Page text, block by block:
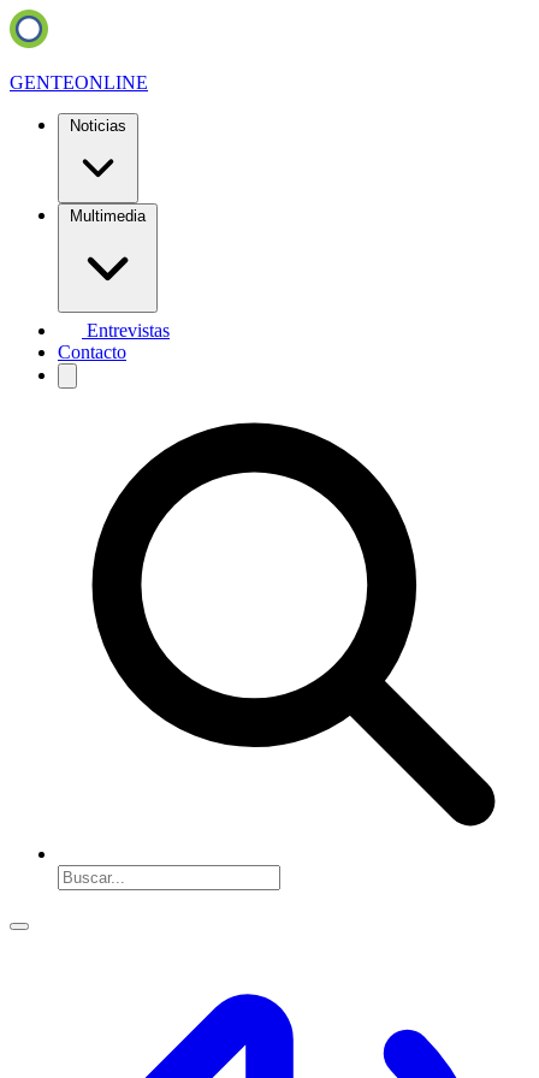
GENTEONLINE
Noticias
Multimedia
Entrevistas
Contacto